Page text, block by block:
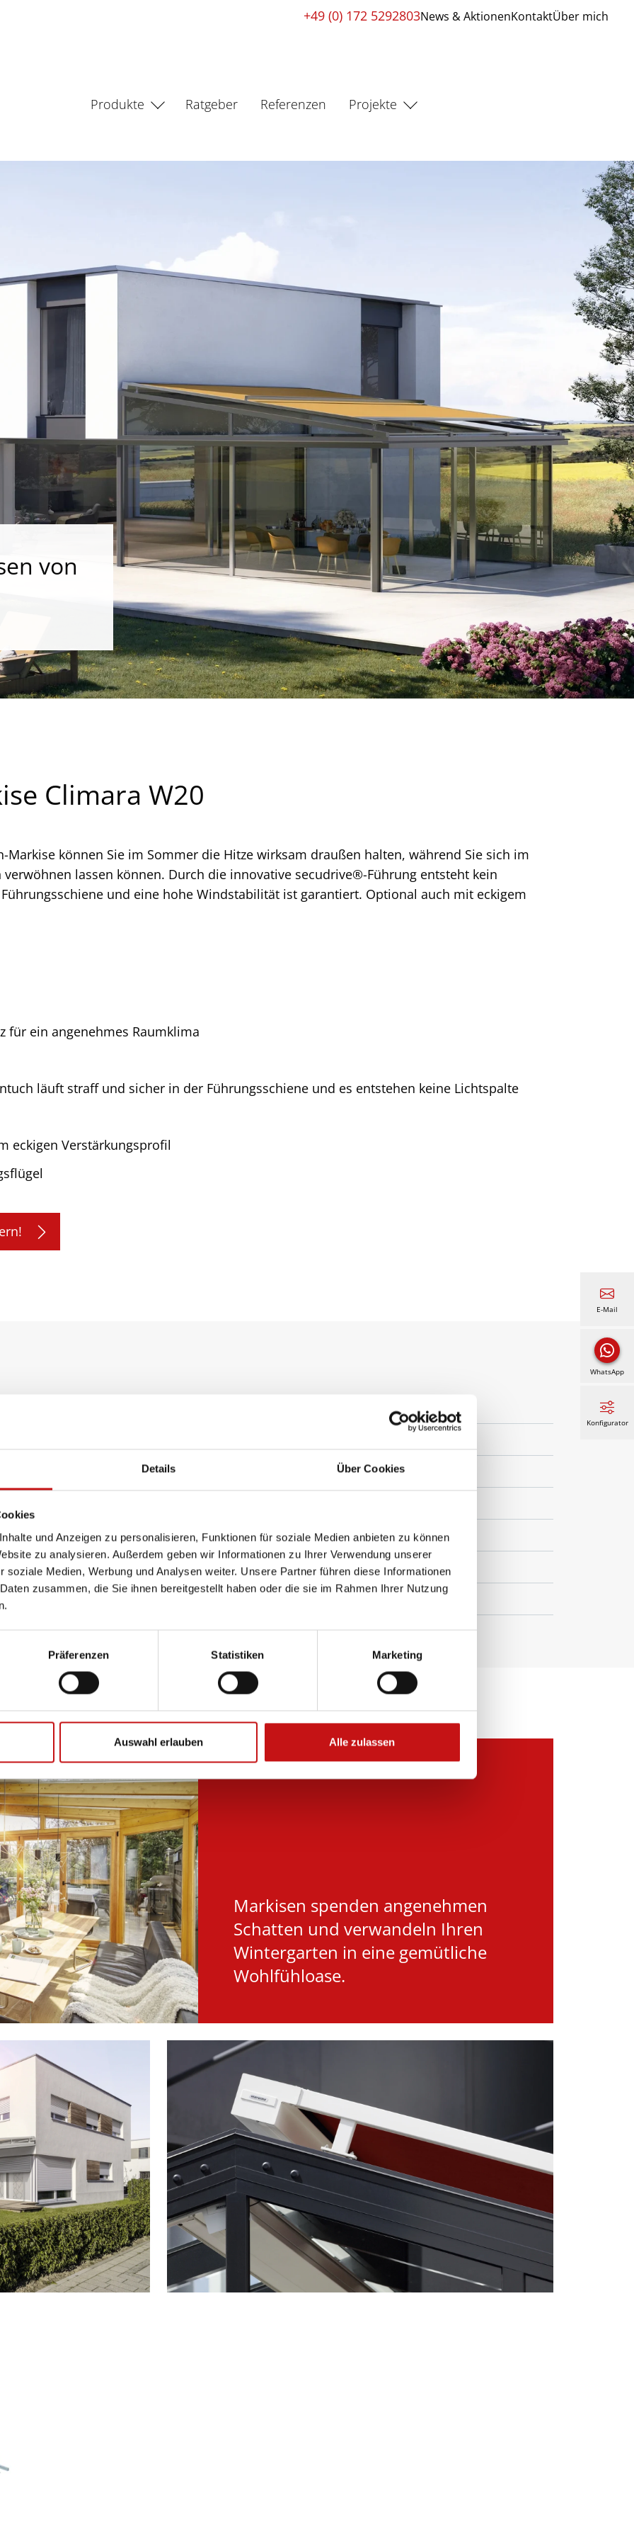
Details Über Cookies
und Anzeigen zu personalisieren, Funktionen für soziale Medien anbieten zu können
zu analysieren. Außerdem geben wir Informationen zu Ihrer Verwendung unserer
soziale Medien, Werbung und Analysen weiter. Unsere Partner führen diese Informationen
zusammen, die Sie ihnen bereitgestellt haben oder die sie im Rahmen Ihrer Nutzung
Präferenzen Statistiken Marketing
Auswahl erlauben Alle zulassen
+49 (0) 172 5292803News & AktionenKontaktÜber mich
Produkte
Ratgeber Referenzen Projekte
von
Climara W20
können Sie im Sommer die Hitze wirksam draußen halten, während Sie sich im
lassen können. Durch die innovative secudrive®-Führung entsteht kein
und eine hohe Windstabilität ist garantiert. Optional auch mit eckigem
für ein angenehmes Raumklima
läuft straff und sicher in der Führungsschiene und es entstehen keine Lichtspalte
eckigen Verstärkungsprofil
gem. WAREMA Farbwelt, pulverbeschichtet
Weather, Acryl Standard, Screen, Soltis 92, Starlight Blue, Twilight Pearl
mit unterschiedlichen Abständen
Markisen spenden angenehmen
Schatten und verwandeln Ihren
Wintergarten in eine gemütliche
Wohlfühloase.
E-Mail
WhatsApp
Konfigurator